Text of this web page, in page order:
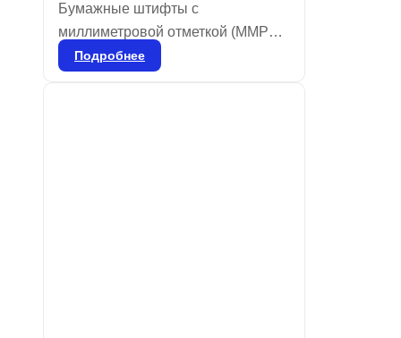
Бумажные штифты с
миллиметровой отметкой (MMPP)
предназначены для
Подробнее